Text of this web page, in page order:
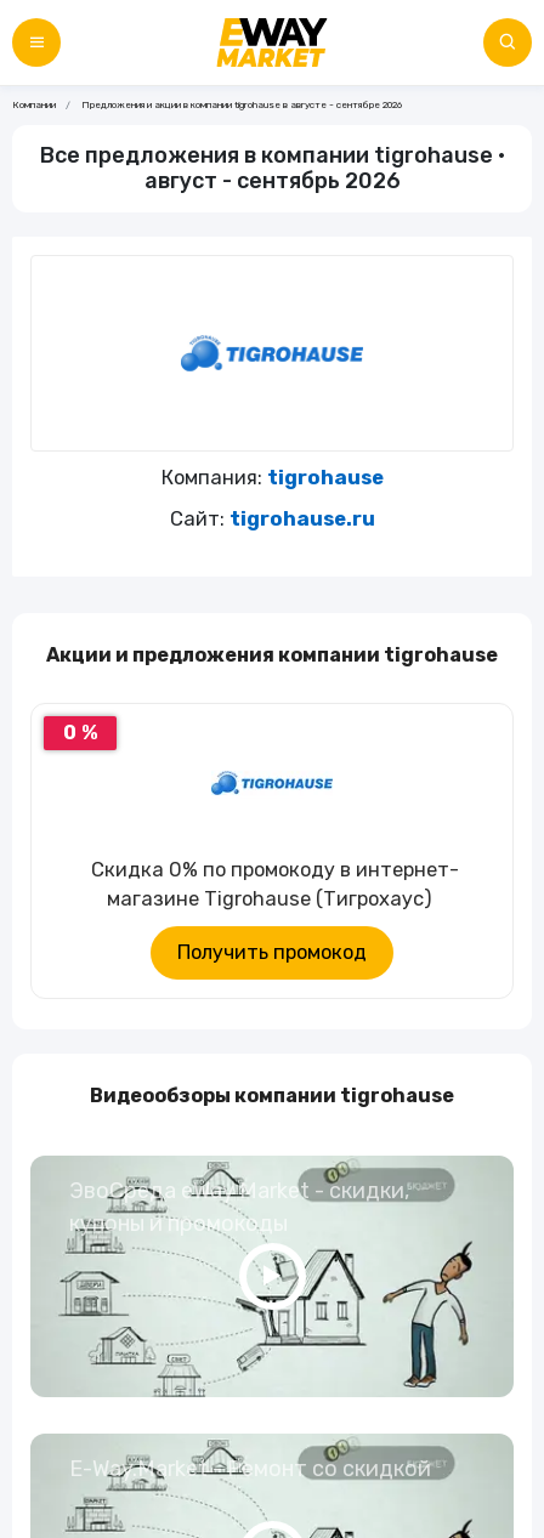
Компании Предложения и акции в компании tigrohause в августе - сентябре 2026
Все предложения в компании tigrohause •
август - сентябрь 2026
Компания: tigrohause
Сайт: tigrohause.ru
Акции и предложения компании tigrohause
0 %
Скидка 0% по промокоду в интернет-
магазине Tigrohause (Тигрохаус)
Получить промокод
Видеообзоры компании tigrohause
ЭвоСреда eWay Market - скидки,
купоны и промокоды
E-Way.Market - Ремонт со скидкой